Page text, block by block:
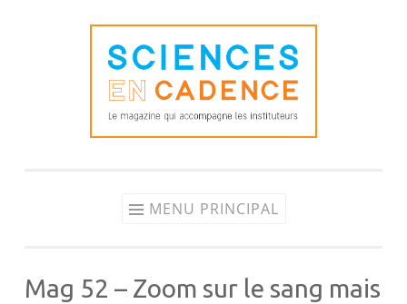
MENU PRINCIPAL
Mag 52 – Zoom sur le sang mais